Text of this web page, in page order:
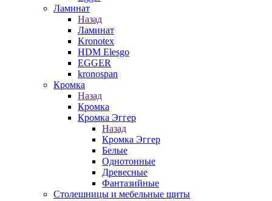
Ламинат
Назад
Ламинат
Kronotex
HDM Elesgo
EGGER
kronospan
Кромка
Назад
Кромка
Кромка Эггер
Назад
Кромка Эггер
Белые
Однотонные
Древесные
Фантазийные
Столешницы и мебельные щиты